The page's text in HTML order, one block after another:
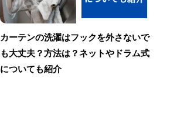
カーテンの洗濯はフックを外さないで
も大丈夫？方法は？ネットやドラム式
についても紹介